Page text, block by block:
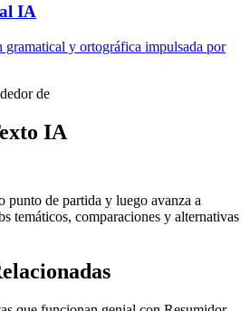
IA
gramatical y ortográfica impulsada por
de
IA
punto de partida y luego avanza a
temáticos, comparaciones y alternativas